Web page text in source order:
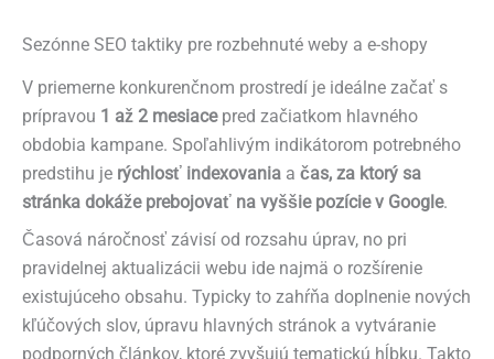
Sezónne SEO taktiky pre rozbehnuté weby a e-shopy
V priemerne konkurenčnom prostredí je ideálne začať s
prípravou 1 až 2 mesiacepred začiatkom hlavného
obdobia kampane. Spoľahlivým indikátorom potrebného
predstihu je rýchlosť indexovania a čas, za ktorý sa
stránka dokáže prebojovať na vyššie pozície v Google.
Časová náročnosť závisí od rozsahu úprav, no pri
pravidelnej aktualizácii webu ide najmä o rozšírenie
existujúceho obsahu. Typicky to zahŕňa doplnenie nových
kľúčových slov, úpravu hlavných stránok a vytváranie
podporných článkov, ktoré zvyšujú tematickú hĺbku. Takto